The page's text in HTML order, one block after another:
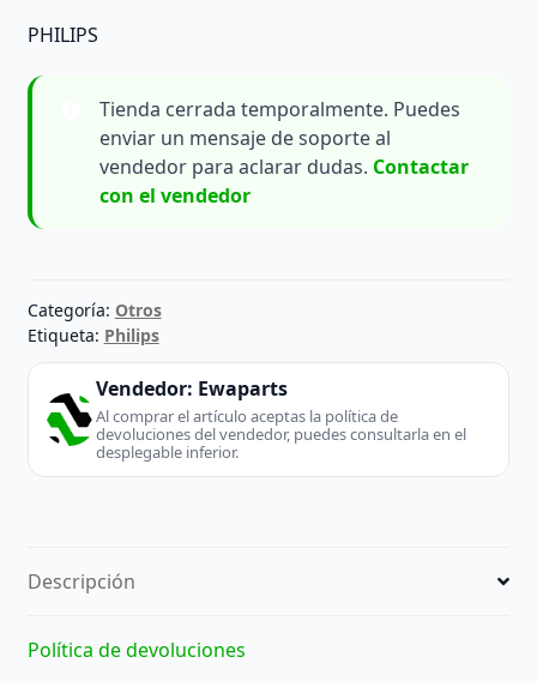
PHILIPS
Tienda cerrada temporalmente. Puedes
enviar un mensaje de soporte al
vendedor para aclarar dudas. Contactar
con el vendedor
Categoría: Otros
Etiqueta: Philips
Vendedor: Ewaparts
Al comprar el artículo aceptas la política de
devoluciones del vendedor, puedes consultarla en el
desplegable inferior.
Descripción
Política de devoluciones